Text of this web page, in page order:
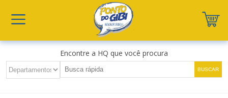
Encontre a HQ que você procura